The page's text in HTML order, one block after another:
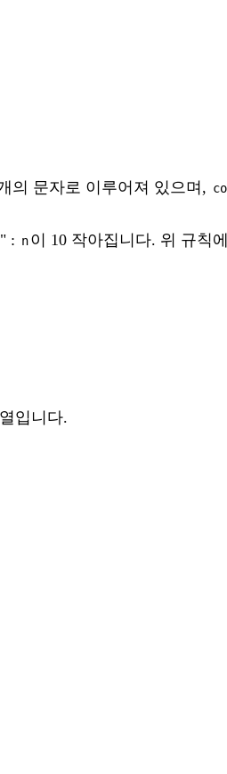
의 문자로 이루어져 있으며,
: n이 10 작아집니다. 위 규칙
입니다.